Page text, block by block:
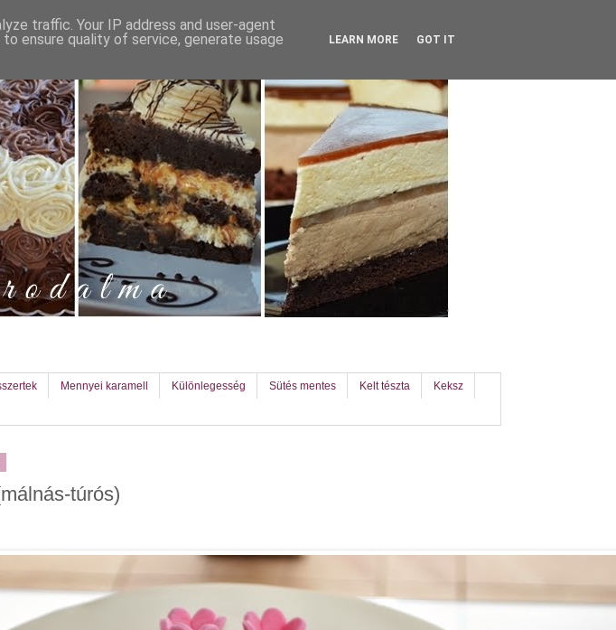
Mennyei karamell Különlegesség Sütés mentes Kelt tészta Keksz
túrós)
traffic. Your IP address and user-agent
ensure quality of service, generate usage
LEARN MORE GOT IT